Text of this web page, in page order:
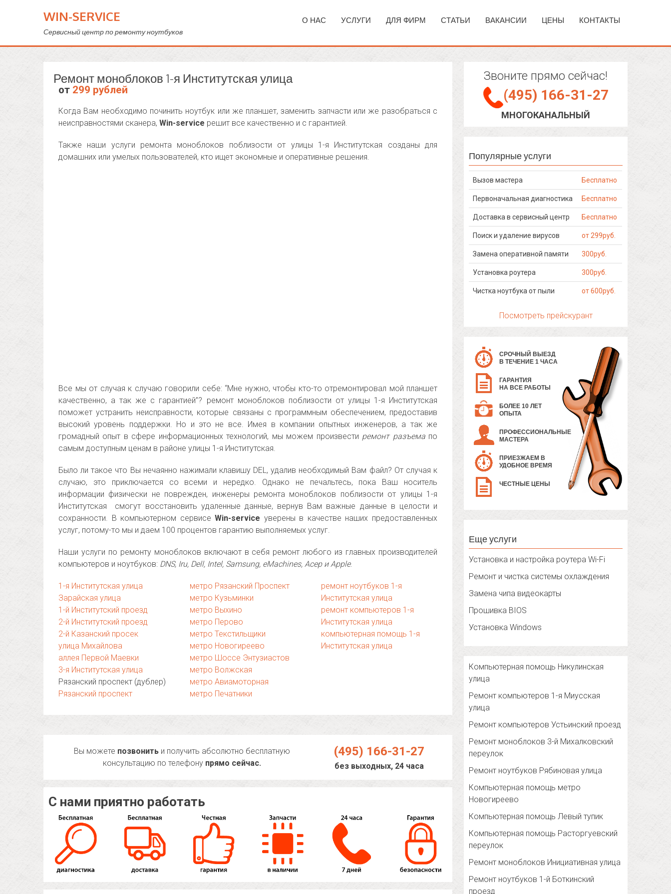
WIN-SERVICE
Сервисный центр по ремонту ноутбуков
О НАС УСЛУГИ ДЛЯ ФИРМ СТАТЬИ ВАКАНСИИ ЦЕНЫ КОНТАКТЫ
Ремонт моноблоков 1-я Институтская улица
от 299 рублей
Когда Вам необходимо починить ноутбук или же планшет, заменить запчасти или же разобраться с
неисправностями сканера, Win-service решит все качественно и с гарантией.
Также наши услуги ремонта моноблоков поблизости от улицы 1-я Институтская созданы для
домашних или умелых пользователей, кто ищет экономные и оперативные решения.
Все мы от случая к случаю говорили себе: “Мне нужно, чтобы кто-то отремонтировал мой планшет
качественно, а так же с гарантией”? ремонт моноблоков поблизости от улицы 1-я Институтская
поможет устранить неисправности, которые связаны с программным обеспечением, предоставив
высокий уровень поддержки. Но и это не все. Имея в компании опытных инженеров, а так же
громадный опыт в сфере информационных технологий, мы можем произвести ремонт разъема по
самым доступным ценам в районе улицы 1-я Институтская.
Было ли такое что Вы нечаянно нажимали клавишу DEL, удалив необходимый Вам файл? От случая к
случаю, это приключается со всеми и нередко. Однако не печальтесь, пока Ваш носитель
информации физически не поврежден, инженеры ремонта моноблоков поблизости от улицы 1-я
Институтская смогут восстановить удаленные данные, вернув Вам важные данные в целости и
сохранности. В компьютерном сервисеWin-service уверены в качестве наших предоставленных
услуг, потому-то мы и даем 100 процентов гарантию выполняемых услуг.
Наши услуги по ремонту моноблоков включают в себя ремонт любого из главных производителей
компьютеров и ноутбуков: DNS, Iru, Dell, Intel, Samsung, eMachines, Асер и Apple.
1-я Институтская улица
Зарайская улица
1-й Институтский проезд
2-й Институтский проезд
2-й Казанский просек
улица Михайлова
аллея Первой Маевки
3-я Институтская улица
Рязанский проспект (дублер)
Рязанский проспект
метро Рязанский Проспект
метро Кузьминки
метро Выхино
метро Перово
метро Текстильщики
метро Новогиреево
метро Шоссе Энтузиастов
метро Волжская
метро Авиамоторная
метро Печатники
ремонт ноутбуков 1-я
Институтская улица
ремонт компьютеров 1-я
Институтская улица
компьютерная помощь 1-я
Институтская улица
Вы можете позвонить и получить абсолютно бесплатную
консультацию по телефону прямо сейчас.
(495) 166-31-27
без выходных, 24 часа
С нами приятно работать
Звоните прямо сейчас!
(495) 166-31-27
МНОГОКАНАЛЬНЫЙ
Популярные услуги
Вызов мастера Бесплатно
Первоначальная диагностика Бесплатно
Доставка в сервисный центр Бесплатно
Поиск и удаление вирусов от 299руб.
Замена оперативной памяти 300руб.
Установка роутера 300руб.
Чистка ноутбука от пыли от 600руб.
Посмотреть прейскурант
СРОЧНЫЙ ВЫЕЗД
В ТЕЧЕНИЕ 1 ЧАСА
ГАРАНТИЯ
НА ВСЕ РАБОТЫ
БОЛЕЕ 10 ЛЕТ
ОПЫТА
ПРОФЕССИОНАЛЬНЫЕ
МАСТЕРА
ПРИЕЗЖАЕМ В
УДОБНОЕ ВРЕМЯ
ЧЕСТНЫЕ ЦЕНЫ
Еще услуги
Установка и настройка роутера Wi-Fi
Ремонт и чистка системы охлаждения
Замена чипа видеокарты
Прошивка BIOS
Установка Windows
Компьютерная помощь Никулинская
улица
Ремонт компьютеров 1-я Миусская
улица
Ремонт компьютеров Устьинский проезд
Ремонт моноблоков 3-й Михалковский
переулок
Ремонт ноутбуков Рябиновая улица
Компьютерная помощь метро
Новогиреево
Компьютерная помощь Левый тупик
Компьютерная помощь Расторгуевский
переулок
Ремонт моноблоков Инициативная улица
Ремонт ноутбуков 1-й Боткинский
проезд